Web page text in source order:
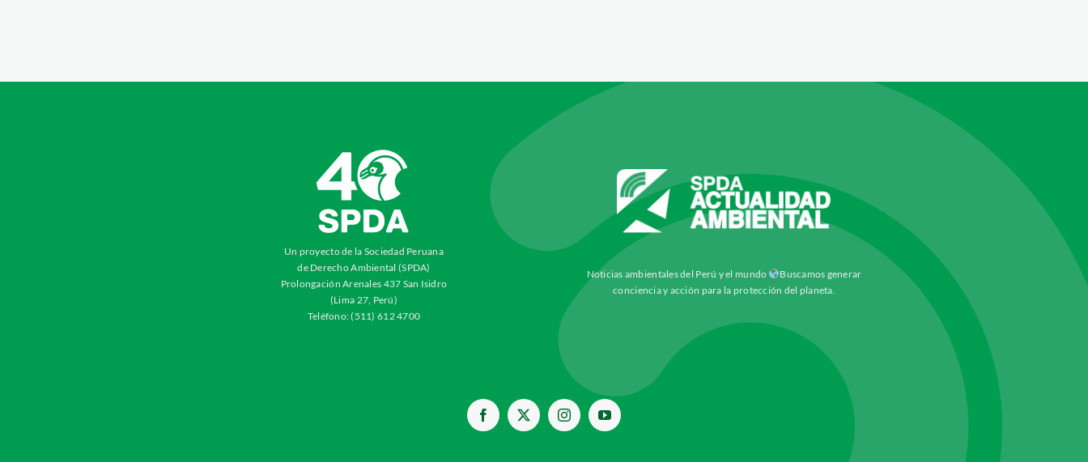
Un proyecto de la Sociedad Peruana
de Derecho Ambiental (SPDA)
Prolongación Arenales 437 San Isidro
(Lima 27, Perú)
Teléfono: (511) 612 4700
Noticias ambientales del Perú y el mundo
Buscamos generar
conciencia y acción para la protección del planeta.